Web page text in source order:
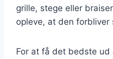
grille, stege eller
opleve, at den
For at få det bedste